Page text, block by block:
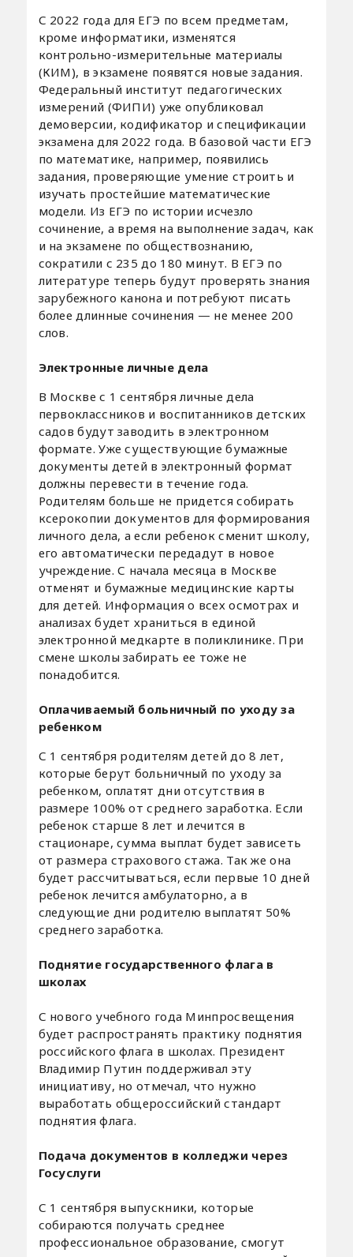
С 2022 года для ЕГЭ по всем предметам,
кроме информатики, изменятся
контрольно-измерительные материалы
(КИМ), в экзамене появятся новые задания.
Федеральный институт педагогических
измерений (ФИПИ) уже опубликовал
демоверсии, кодификатор и спецификации
экзамена для 2022 года. В базовой части ЕГЭ
по математике, например, появились
задания, проверяющие умение строить и
изучать простейшие математические
модели. Из ЕГЭ по истории исчезло
сочинение, а время на выполнение задач, как
и на экзамене по обществознанию,
сократили с 235 до 180 минут. В ЕГЭ по
литературе теперь будут проверять знания
зарубежного канона и потребуют писать
более длинные сочинения — не менее 200
слов.
Электронные личные дела
В Москве с 1 сентября личные дела
первоклассников и воспитанников детских
садов будут заводить в электронном
формате. Уже существующие бумажные
документы детей в электронный формат
должны перевести в течение года.
Родителям больше не придется собирать
ксерокопии документов для формирования
личного дела, а если ребенок сменит школу,
его автоматически передадут в новое
учреждение. С начала месяца в Москве
отменят и бумажные медицинские карты
для детей. Информация о всех осмотрах и
анализах будет храниться в единой
электронной медкарте в поликлинике. При
смене школы забирать ее тоже не
понадобится.
Оплачиваемый больничный по уходу за
ребенком
С 1 сентября родителям детей до 8 лет,
которые берут больничный по уходу за
ребенком, оплатят дни отсутствия в
размере 100% от среднего заработка. Если
ребенок старше 8 лет и лечится в
стационаре, сумма выплат будет зависеть
от размера страхового стажа. Так же она
будет рассчитываться, если первые 10 дней
ребенок лечится амбулаторно, а в
следующие дни родителю выплатят 50%
среднего заработка.
Поднятие государственного флага в
школах
С нового учебного года Минпросвещения
будет распространять практику поднятия
российского флага в школах. Президент
Владимир Путин поддерживал эту
инициативу, но отмечал, что нужно
выработать общероссийский стандарт
поднятия флага.
Подача документов в колледжи через
Госуслуги
С 1 сентября выпускники, которые
собираются получать среднее
профессиональное образование, смогут